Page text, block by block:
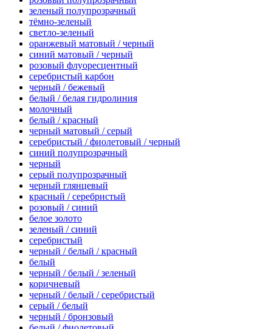
зеленый полупрозрачный
тёмно-зеленый
светло-зеленый
оранжевый матовый / черный
синий матовый / черный
розовый флуоресцентный
серебристый карбон
черный / бежевый
белый / белая гидролиния
молочный
белый / красный
черный матовый / серый
серебристый / фиолетовый / черный
синий полупрозрачный
черный
серый полупрозрачный
черный глянцевый
красный / серебристый
розовый / синий
белое золото
зеленый / синий
серебристый
черный / белый / красный
белый
черный / белый / зеленый
коричневый
черный / белый / серебристый
серый / белый
черный / бронзовый